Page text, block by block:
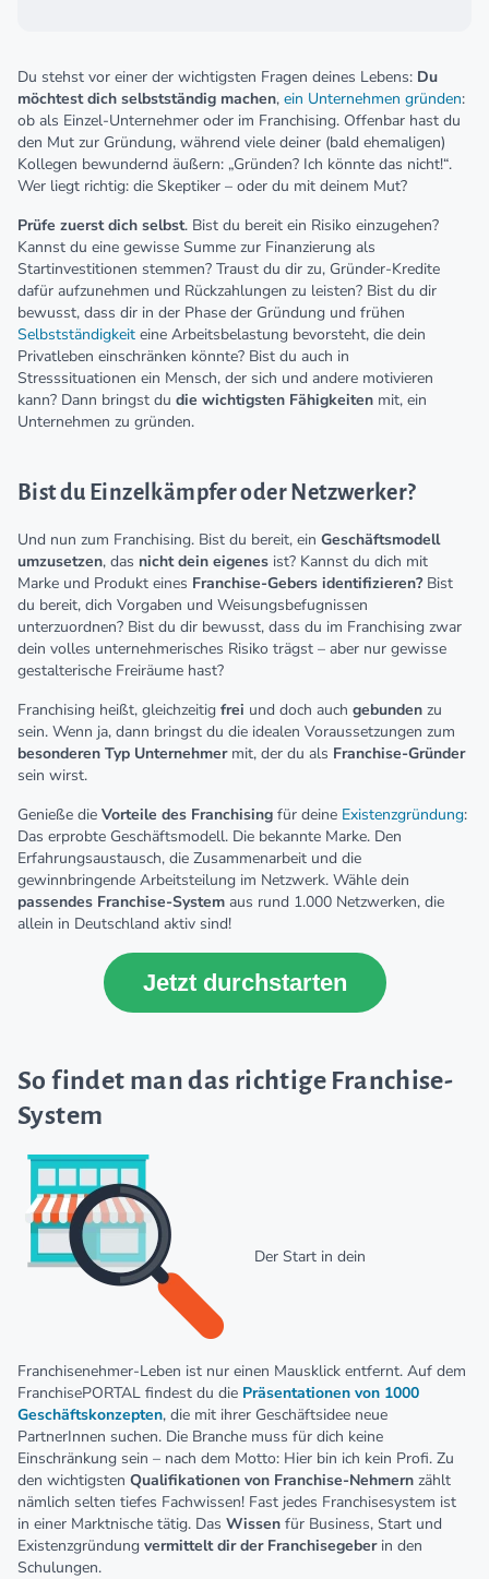
Du stehst vor einer der wichtigsten Fragen deines Lebens: Du
möchtest dich selbstständig machen, ein Unternehmen gründen:
ob als Einzel-Unternehmer oder im Franchising. Offenbar hast du
den Mut zur Gründung, während viele deiner (bald ehemaligen)
Kollegen bewundernd äußern: „Gründen? Ich könnte das nicht!“.
Wer liegt richtig: die Skeptiker – oder du mit deinem Mut?
Prüfe zuerst dich selbst. Bist du bereit ein Risiko einzugehen?
Kannst du eine gewisse Summe zur Finanzierung als
Startinvestitionen stemmen? Traust du dir zu, Gründer-Kredite
dafür aufzunehmen und Rückzahlungen zu leisten? Bist du dir
bewusst, dass dir in der Phase der Gründung und frühen
Selbstständigkeit eine Arbeitsbelastung bevorsteht, die dein
Privatleben einschränken könnte? Bist du auch in
Stresssituationen ein Mensch, der sich und andere motivieren
kann? Dann bringst du die wichtigsten Fähigkeiten mit, ein
Unternehmen zu gründen.
Bist du Einzelkämpfer oder Netzwerker?
Und nun zum Franchising. Bist du bereit, ein Geschäftsmodell
umzusetzen, das nicht dein eigenes ist? Kannst du dich mit
Marke und Produkt eines Franchise-Gebers identifizieren?Bist
du bereit, dich Vorgaben und Weisungsbefugnissen
unterzuordnen? Bist du dir bewusst, dass du im Franchising zwar
dein volles unternehmerisches Risiko trägst – aber nur gewisse
gestalterische Freiräume hast?
Franchising heißt, gleichzeitig frei und doch auch gebunden zu
sein. Wenn ja, dann bringst du die idealen Voraussetzungen zum
besonderen Typ Unternehmermit, der du als Franchise-Gründer
sein wirst.
Genieße die Vorteile des Franchising für deine Existenzgründung:
Das erprobte Geschäftsmodell. Die bekannte Marke. Den
Erfahrungsaustausch, die Zusammenarbeit und die
gewinnbringende Arbeitsteilung im Netzwerk. Wähle dein
passendes Franchise-System aus rund 1.000 Netzwerken, die
allein in Deutschland aktiv sind!
Jetzt durchstarten
So findet man das richtige Franchise-
System
Der Start in dein
Franchisenehmer-Leben ist nur einen Mausklick entfernt. Auf dem
FranchisePORTAL findest du die Präsentationen von 1000
Geschäftskonzepten, die mit ihrer Geschäftsidee neue
PartnerInnen suchen. Die Branche muss für dich keine
Einschränkung sein – nach dem Motto: Hier bin ich kein Profi. Zu
den wichtigsten Qualifikationen von Franchise-Nehmern zählt
nämlich selten tiefes Fachwissen! Fast jedes Franchisesystem ist
in einer Marktnische tätig. Das Wissen für Business, Start und
Existenzgründung vermittelt dir der Franchisegeberin den
Schulungen.